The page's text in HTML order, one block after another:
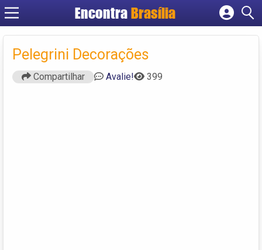
EncontraBrasília
Cadastrar empresa
Fazer login
Criar conta
Pelegrini Decorações
Compartilhar Avalie! 399